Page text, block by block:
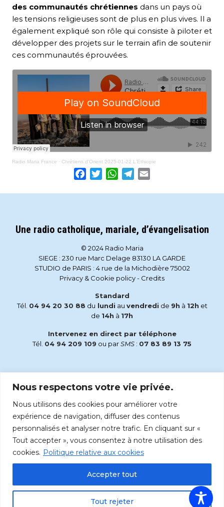
Nous respectons votre vie privée.
Nous utilisons des cookies pour améliorer votre
expérience de navigation, diffuser des contenus
personnalisés et analyser notre trafic. En cliquant sur «
Tout accepter », vous consentez à notre utilisation des
cookies. Politique relative aux cookies
Tout rejeter
Accepter tout
des communautés chrétiennes dans un pays où
les tensions religieuses sont de plus en plus vives. Il a
également expliqué son rôle qui consiste à piloter et
développer des projets sur le terrain afin de soutenir
ces communautés éprouvées.
Radio Maria France · Chrétiens d'Orient 2025-01-22 L'Ethiopie
Facebook
TwitterWhatsApp
Telegram
Une radio catholique, mariale, d’évangelisation
© 2024 Radio Maria
SIEGE : 230 rue Marc Delage 83130 LA GARDE
STUDIO de PARIS : 4 rue de la Michodière 75002
Privacy & Cookie policy- Credits
Standard
Tél. 04 94 20 30 88 du lundi au vendredi de 9h à 12h et
de 14h à 17h
Intervenez en direct par téléphone
Tél. 04 94 209 109 ou parSMS : 07 83 89 13 75
accueil@radiomaria.fr
Écoutez Radio Maria sur :